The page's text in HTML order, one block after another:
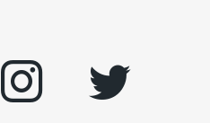
instagram
twitter